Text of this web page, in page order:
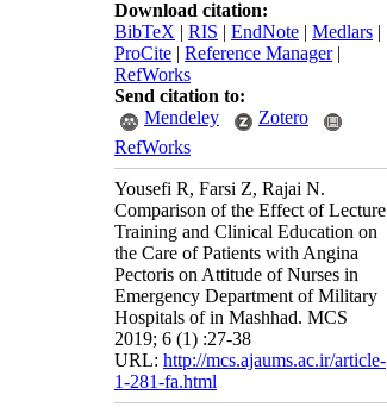
Download citation:
BibTeX | RIS | EndNote | Medlars |
ProCite | Reference Manager|
RefWorks
Send citation to:
Mendeley
Zotero
RefWorks
Yousefi R, Farsi Z, Rajai N.
Comparison of the Effect of Lecture
Training and Clinical Education on
the Care of Patients with Angina
Pectoris on Attitude of Nurses in
Emergency Department of Military
Hospitals of in Mashhad. MCS
2019; 6 (1) :27-38
URL: http://mcs.ajaums.ac.ir/article-
1-281-fa.html